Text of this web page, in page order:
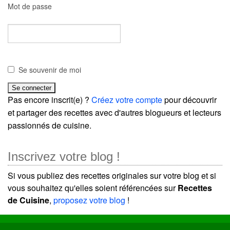
Mot de passe
Se souvenir de moi
Pas encore inscrit(e) ? Créez votre comptepour découvrir
et partager des recettes avec d'autres blogueurs et lecteurs
passionnés de cuisine.
Inscrivez votre blog !
Si vous publiez des recettes originales sur votre blog et si
vous souhaitez qu'elles soient référencées surRecettes
de Cuisine, proposez votre blog !